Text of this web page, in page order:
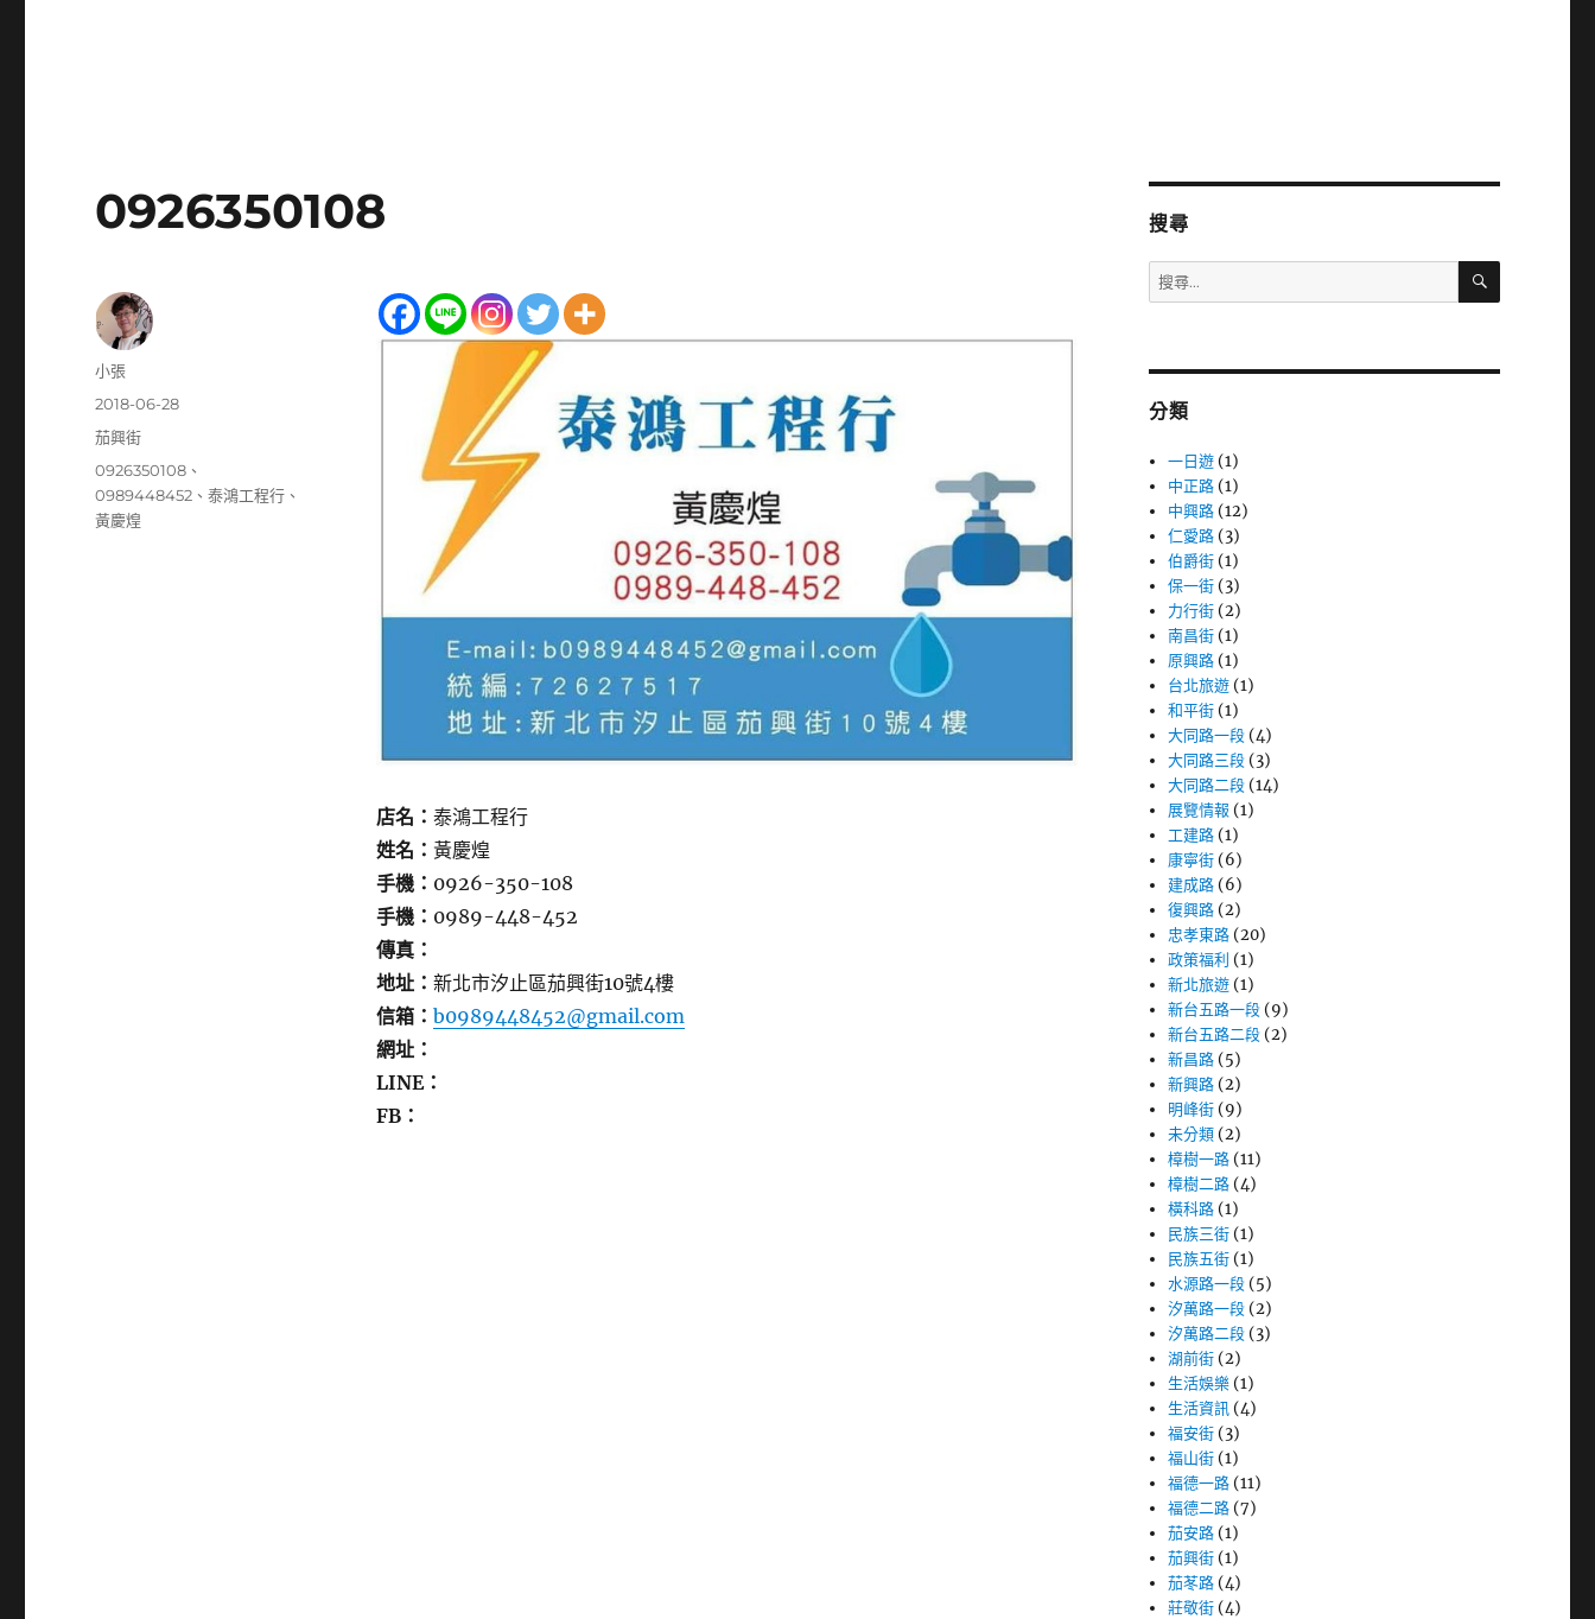
0926350108
店名： 泰鴻工程行
姓名： 黃慶煌
手機： 0926-350-108
手機： 0989-448-452
傳真：
地址： 新北市汐止區茄興街10號4樓
信箱： b0989448452@gmail.com
網址：
LINE：
FB：
作
小張
發
佈
期:
2018-06-28
分
茄興街
標
籤
0926350108 、
0989448452 、泰鴻工程行 、
黃慶煌
搜尋
搜
尋
字:
搜
分類
一日遊 (1)
中正路 (1)
中興路 (12)
仁愛路 (3)
伯爵街 (1)
保一街 (3)
力行街 (2)
南昌街 (1)
原興路 (1)
台北旅遊 (1)
和平街 (1)
大同路一段 (4)
大同路三段 (3)
大同路二段 (14)
展覽情報 (1)
工建路 (1)
康寧街 (6)
建成路 (6)
復興路 (2)
忠孝東路 (20)
政策福利 (1)
新北旅遊 (1)
新台五路一段 (9)
新台五路二段 (2)
新昌路 (5)
新興路 (2)
明峰街 (9)
未分類 (2)
樟樹一路 (11)
樟樹二路 (4)
橫科路 (1)
民族三街 (1)
民族五街 (1)
水源路一段 (5)
汐萬路一段 (2)
汐萬路二段 (3)
湖前街 (2)
生活娛樂 (1)
生活資訊 (4)
福安街 (3)
福山街 (1)
福德一路 (11)
福德二路 (7)
茄安路 (1)
茄興街 (1)
茄苳路 (4)
莊敬街 (4)